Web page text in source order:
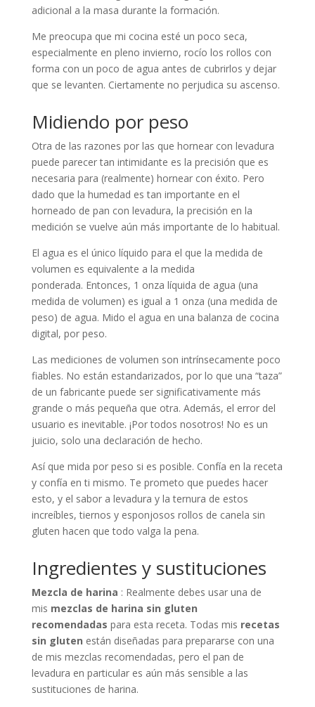
adicional a la masa durante la formación.
Me preocupa que mi cocina esté un poco seca,
especialmente en pleno invierno, rocío los rollos con
forma con un poco de agua antes de cubrirlos y dejar
que se levanten. Ciertamente no perjudica su ascenso.
Midiendo por peso
Otra de las razones por las que hornear con levadura
puede parecer tan intimidante es la precisión que es
necesaria para (realmente) hornear con éxito. Pero
dado que la humedad es tan importante en el
horneado de pan con levadura, la precisión en la
medición se vuelve aún más importante de lo habitual.
El agua es el único líquido para el que la medida de
volumen es equivalente a la medida
ponderada. Entonces, 1 onza líquida de agua (una
medida de volumen) es igual a 1 onza (una medida de
peso) de agua. Mido el agua en una balanza de cocina
digital, por peso.
Las mediciones de volumen son intrínsecamente poco
fiables. No están estandarizados, por lo que una “taza”
de un fabricante puede ser significativamente más
grande o más pequeña que otra. Además, el error del
usuario es inevitable. ¡Por todos nosotros! No es un
juicio, solo una declaración de hecho.
Así que mida por peso si es posible. Confía en la receta
y confía en ti mismo. Te prometo que puedes hacer
esto, y el sabor a levadura y la ternura de estos
increíbles, tiernos y esponjosos rollos de canela sin
gluten hacen que todo valga la pena.
Ingredientes y sustituciones
Mezcla de harina : Realmente debes usar una de
mis mezclas de harina sin gluten
recomendadas para esta receta. Todas mis recetas
sin gluten están diseñadas para prepararse con una
de mis mezclas recomendadas, pero el pan de
levadura en particular es aún más sensible a las
sustituciones de harina.